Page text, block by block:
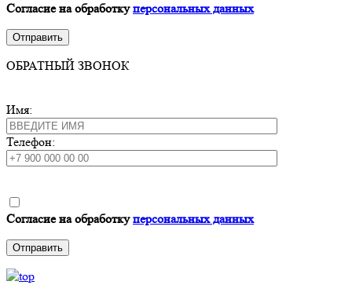
Согласие на обработкуперсональных данных
ОБРАТНЫЙ ЗВОНОК
Имя:
Телефон:
Согласие на обработкуперсональных данных